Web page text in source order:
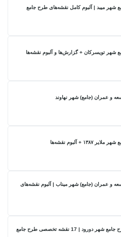
شهر میبد | آلبوم کامل نقشه‌های طرح جامع
شهر تویسرکان + گزارش‌ها و آلبوم نقشه‌ها
و عمران (جامع) شهر نهاوند
+ آلبوم نقشه‌ها
و عمران (جامع) شهر میناب | آلبوم نقشه‌های
دانلود آلبوم نقشه‌های طرح جامع شهر دورود | 17 نقشه تخصصی طرح جامع